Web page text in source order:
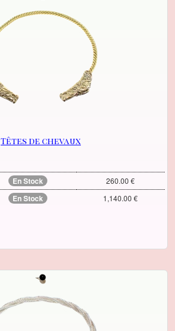
Têtes de chevaux
En Stock
260.00 €
En Stock 1,140.00 €